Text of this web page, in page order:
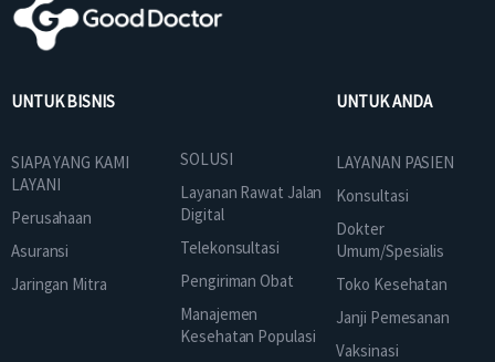
UNTUK BISNIS
SIAPA YANG KAMI
LAYANI
Perusahaan
Asuransi
Jaringan Mitra
SOLUSI
Layanan Rawat Jalan
Digital
Telekonsultasi
Pengiriman Obat
Manajemen
Kesehatan Populasi
UNTUK ANDA
LAYANAN PASIEN
Konsultasi
Dokter
Umum/Spesialis
Toko Kesehatan
Janji Pemesanan
Vaksinasi